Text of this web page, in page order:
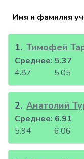
Имя и фамилия
1. Тимофей
4.87 5.05
Среднее: 5.37
2. Анатолий
5.94 6.06
Среднее: 6.91